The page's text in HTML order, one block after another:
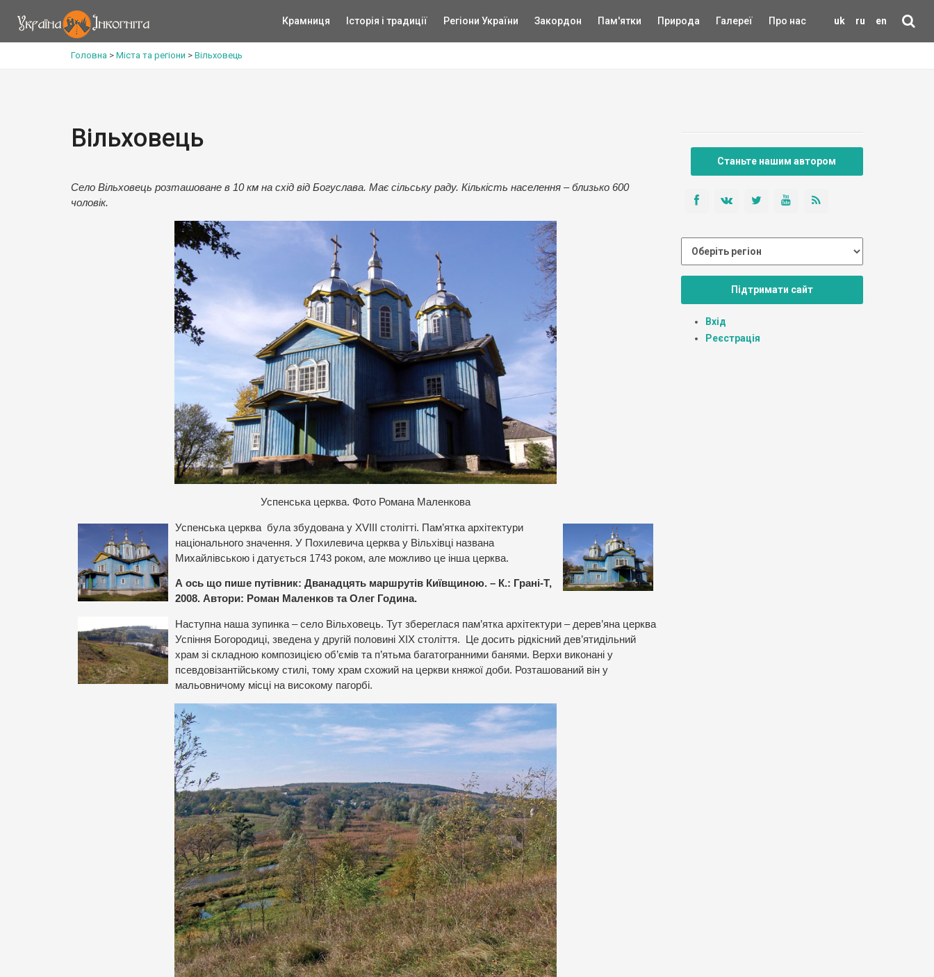
uk ru en
Крамниця Історія і традиції Регіони України Закордон Пам'ятки Природа Галереї Про нас
Головна > Міста та регіони > Вільховець
Вільховець
Село Вільховець розташоване в 10 км на схід від Богуслава. Має сільську раду. Кількість населення – близько 600
чоловік.
Успенська церква. Фото Романа Маленкова
Успенська церква була збудована у XVIII столітті. Пам’ятка архітектури
національного значення. У Похилевича церква у Вільхівці названа
Михайлівською і датується 1743 роком, але можливо це інша церква.
А ось що пише путівник: Дванадцять маршрутів Київщиною. – К.: Грані-Т,
2008. Автори: Роман Маленков та Олег Година.
Наступна наша зупинка – село Вільховець. Тут збереглася пам’ятка архітектури – дерев’яна церква
Успіння Богородиці, зведена у другій половині ХІХ століття.
Це досить рідкісний дев’ятидільний
храм зі складною композицією об’ємів та п’ятьма багатогранними банями. Верхи виконані у
псевдовізантійському стилі, тому храм схожий на церкви княжої доби. Розташований він у
мальовничому місці на високому пагорбі.
Станьте нашим автором
Підтримати сайт
Вхід
Реєстрація